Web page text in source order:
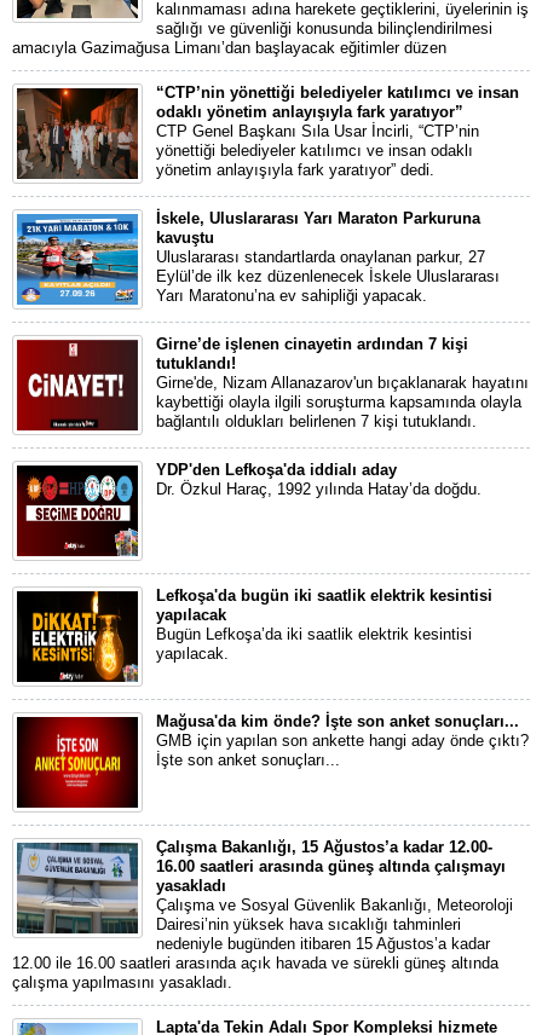
kalınmaması adına harekete geçtiklerini, üyelerinin iş
sağlığı ve güvenliği konusunda bilinçlendirilmesi
amacıyla Gazimağusa Limanı’dan başlayacak eğitimler düzen
“CTP’nin yönettiği belediyeler katılımcı ve insan
odaklı yönetim anlayışıyla fark yaratıyor”
CTP Genel Başkanı Sıla Usar İncirli, “CTP’nin
yönettiği belediyeler katılımcı ve insan odaklı
yönetim anlayışıyla fark yaratıyor” dedi.
İskele, Uluslararası Yarı Maraton Parkuruna
kavuştu
Uluslararası standartlarda onaylanan parkur, 27
Eylül’de ilk kez düzenlenecek İskele Uluslararası
Yarı Maratonu’na ev sahipliği yapacak.
Girne’de işlenen cinayetin ardından 7 kişi
tutuklandı!
Girne'de, Nizam Allanazarov'un bıçaklanarak hayatını
kaybettiği olayla ilgili soruşturma kapsamında olayla
bağlantılı oldukları belirlenen 7 kişi tutuklandı.
YDP'den Lefkoşa'da iddialı aday
Dr. Özkul Haraç, 1992 yılında Hatay’da doğdu.
Lefkoşa'da bugün iki saatlik elektrik kesintisi
yapılacak
Bugün Lefkoşa’da iki saatlik elektrik kesintisi
yapılacak.
Mağusa'da kim önde? İşte son anket sonuçları...
GMB için yapılan son ankette hangi aday önde çıktı?
İşte son anket sonuçları...
Çalışma Bakanlığı, 15 Ağustos’a kadar 12.00-
16.00 saatleri arasında güneş altında çalışmayı
yasakladı
Çalışma ve Sosyal Güvenlik Bakanlığı, Meteoroloji
Dairesi’nin yüksek hava sıcaklığı tahminleri
nedeniyle bugünden itibaren 15 Ağustos’a kadar
12.00 ile 16.00 saatleri arasında açık havada ve sürekli güneş altında
çalışma yapılmasını yasakladı.
Lapta'da Tekin Adalı Spor Kompleksi hizmete